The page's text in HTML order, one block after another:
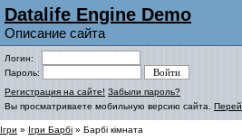
Datalife Engine Demo
Описание сайта
Логин:
Пароль:
Регистрация на сайте! Забыли пароль?
Вы просматриваете мобильную версию сайта.
Ігри » Ігри Барбі » Барбі кімната